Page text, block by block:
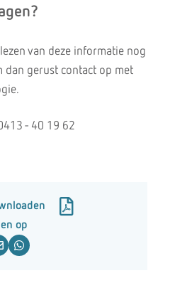
van deze informatie nog
dan gerust contact op met
- 40 19 62
op